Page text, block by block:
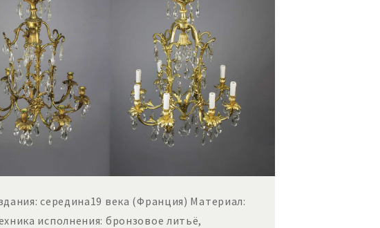
середина19 века (Франция) Материал:
исполнения: бронзовое литьё,